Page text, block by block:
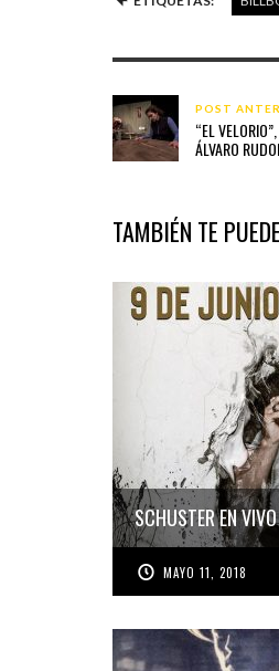
POST
“EL
ÁLVARO
TAMBIÉN TE
SCHUSTER EN
MAYO 11, 2018